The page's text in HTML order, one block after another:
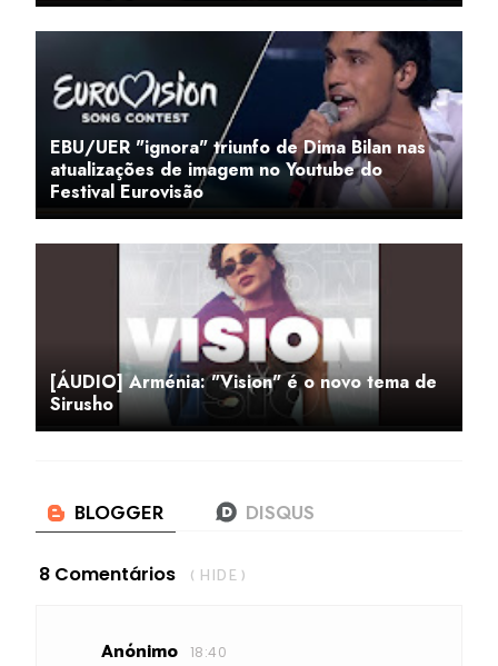
EBU/UER "ignora" triunfo de Dima Bilan nas
atualizações de imagem no Youtube do
Festival Eurovisão
[ÁUDIO] Arménia: "Vision" é o novo tema de
Sirusho
8 Comentários ( HIDE )
Anónimo 18:40